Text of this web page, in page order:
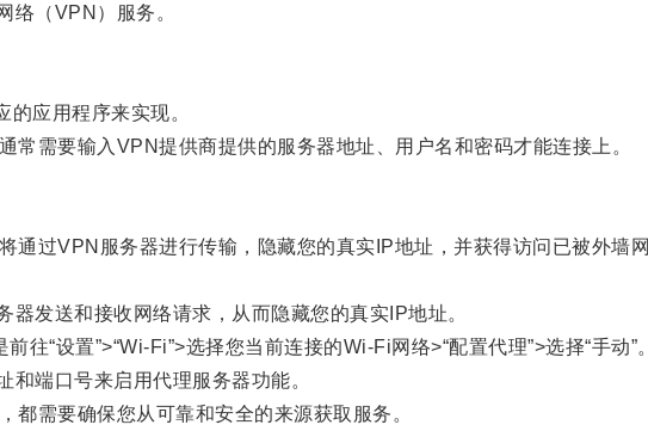
（VPN）服务。
应用程序来实现。
需要输入VPN提供商提供的服务器地址、用户名和密码才能连接上。
过VPN服务器进行传输，隐藏您的真实IP地址，并获得访问已被外墙网
发送和接收网络请求，从而隐藏您的真实IP地址。
“设置”>“Wi-Fi”>选择您当前连接的Wi-Fi网络>“配置代理”>选择“手动”。
端口号来启用代理服务器功能。
需要确保您从可靠和安全的来源获取服务。